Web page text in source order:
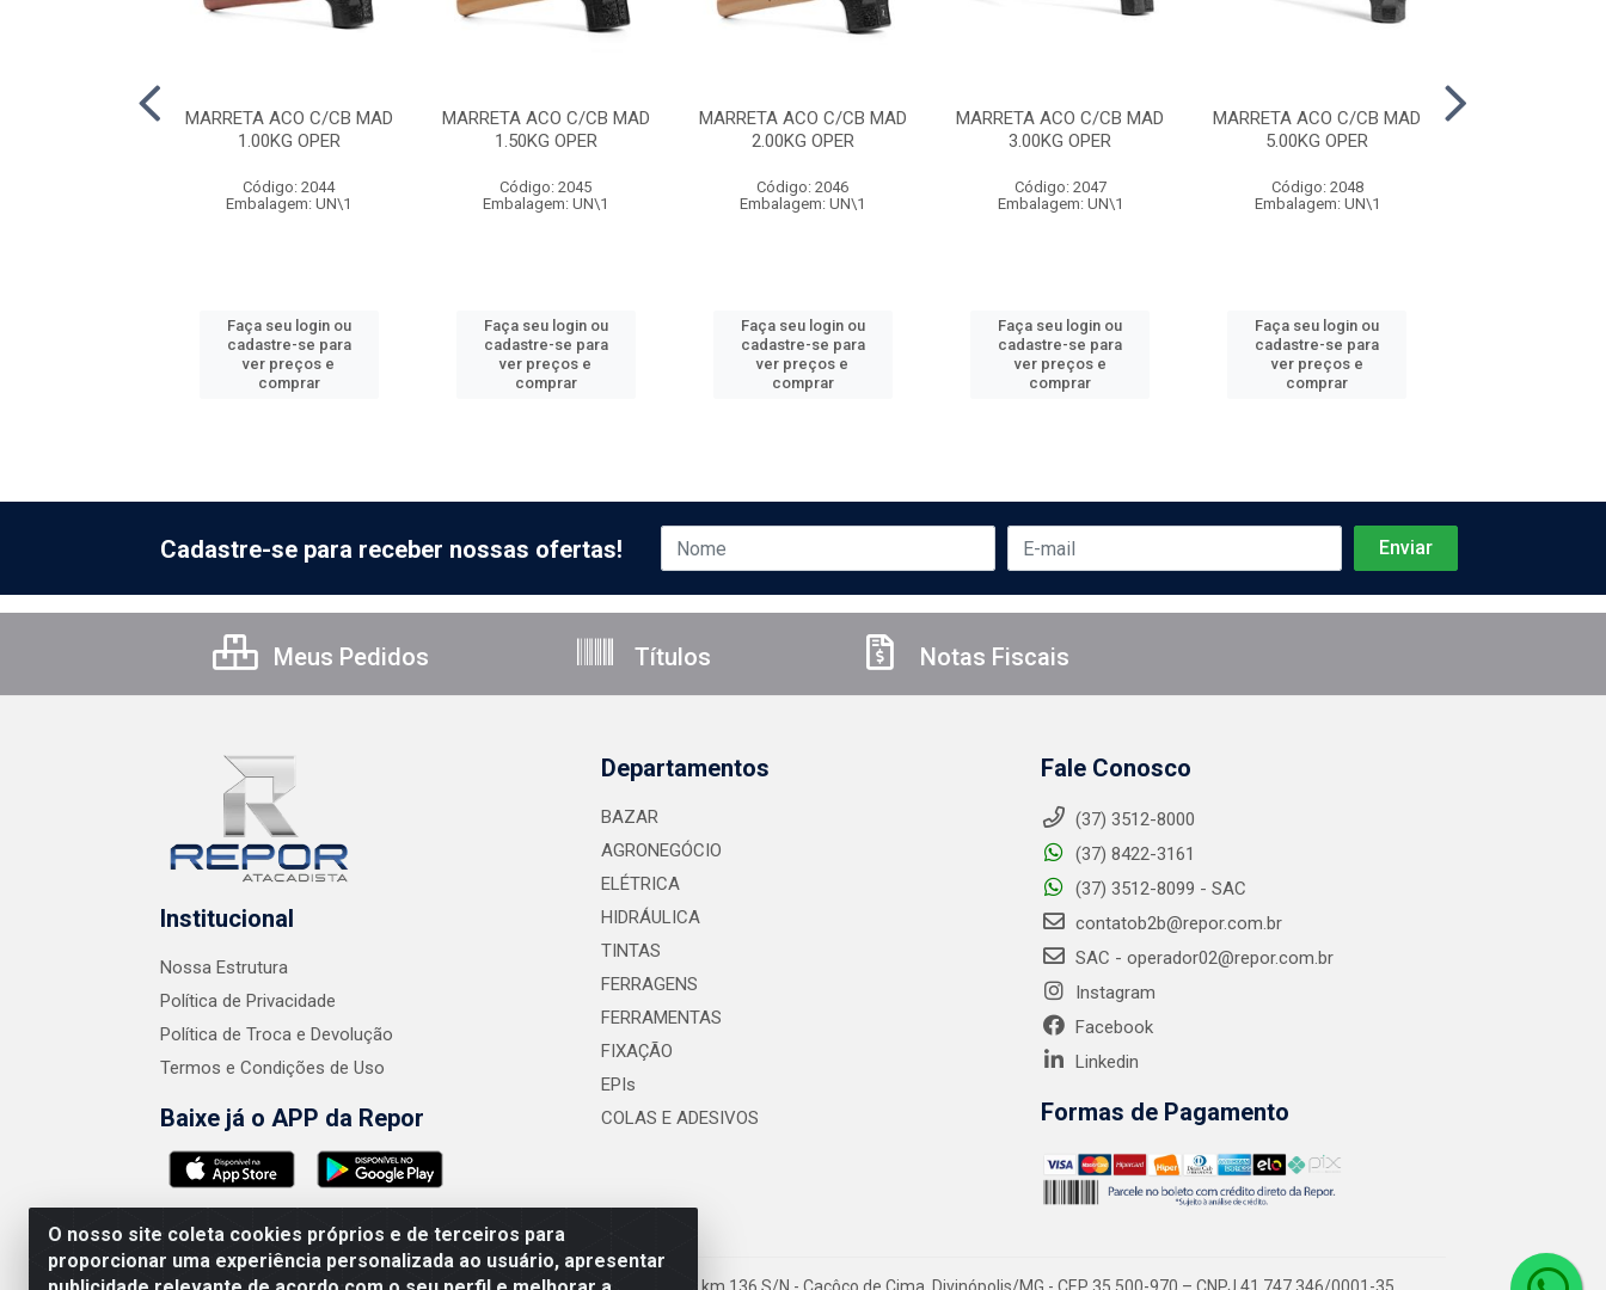
MARRETA ACO C/CB MAD
1.00KG OPER
Código: 2044
Embalagem: UN\1
Faça seu login ou
cadastre-se para
ver preços e
comprar
MARRETA ACO C/CB MAD
1.50KG OPER
Código: 2045
Embalagem: UN\1
Faça seu login ou
cadastre-se para
ver preços e
comprar
MARRETA ACO C/CB MAD
2.00KG OPER
Código: 2046
Embalagem: UN\1
Faça seu login ou
cadastre-se para
ver preços e
comprar
MARRETA ACO C/CB MAD
3.00KG OPER
Código: 2047
Embalagem: UN\1
Faça seu login ou
cadastre-se para
ver preços e
comprar
MARRETA ACO C/CB MAD
5.00KG OPER
Código: 2048
Embalagem: UN\1
Faça seu login ou
cadastre-se para
ver preços e
comprar
O nosso site coleta cookies próprios e de terceiros para
proporcionar uma experiência personalizada ao usuário, apresentar
Cadastre-se para receber nossas ofertas!
Meus Pedidos Títulos Notas Fiscais
Institucional
Nossa Estrutura
Política de Privacidade
Política de Troca e Devolução
Termos e Condições de Uso
Baixe já o APP da Repor
Departamentos
BAZAR
AGRONEGÓCIO
ELÉTRICA
HIDRÁULICA
TINTAS
FERRAGENS
FERRAMENTAS
FIXAÇÃO
EPIs
COLAS E ADESIVOS
Fale Conosco
(37) 3512-8000
(37) 8422-3161
(37) 3512-8099 - SAC
contatob2b@repor.com.br
SAC - operador02@repor.com.br
Instagram
Facebook
Linkedin
Formas de Pagamento